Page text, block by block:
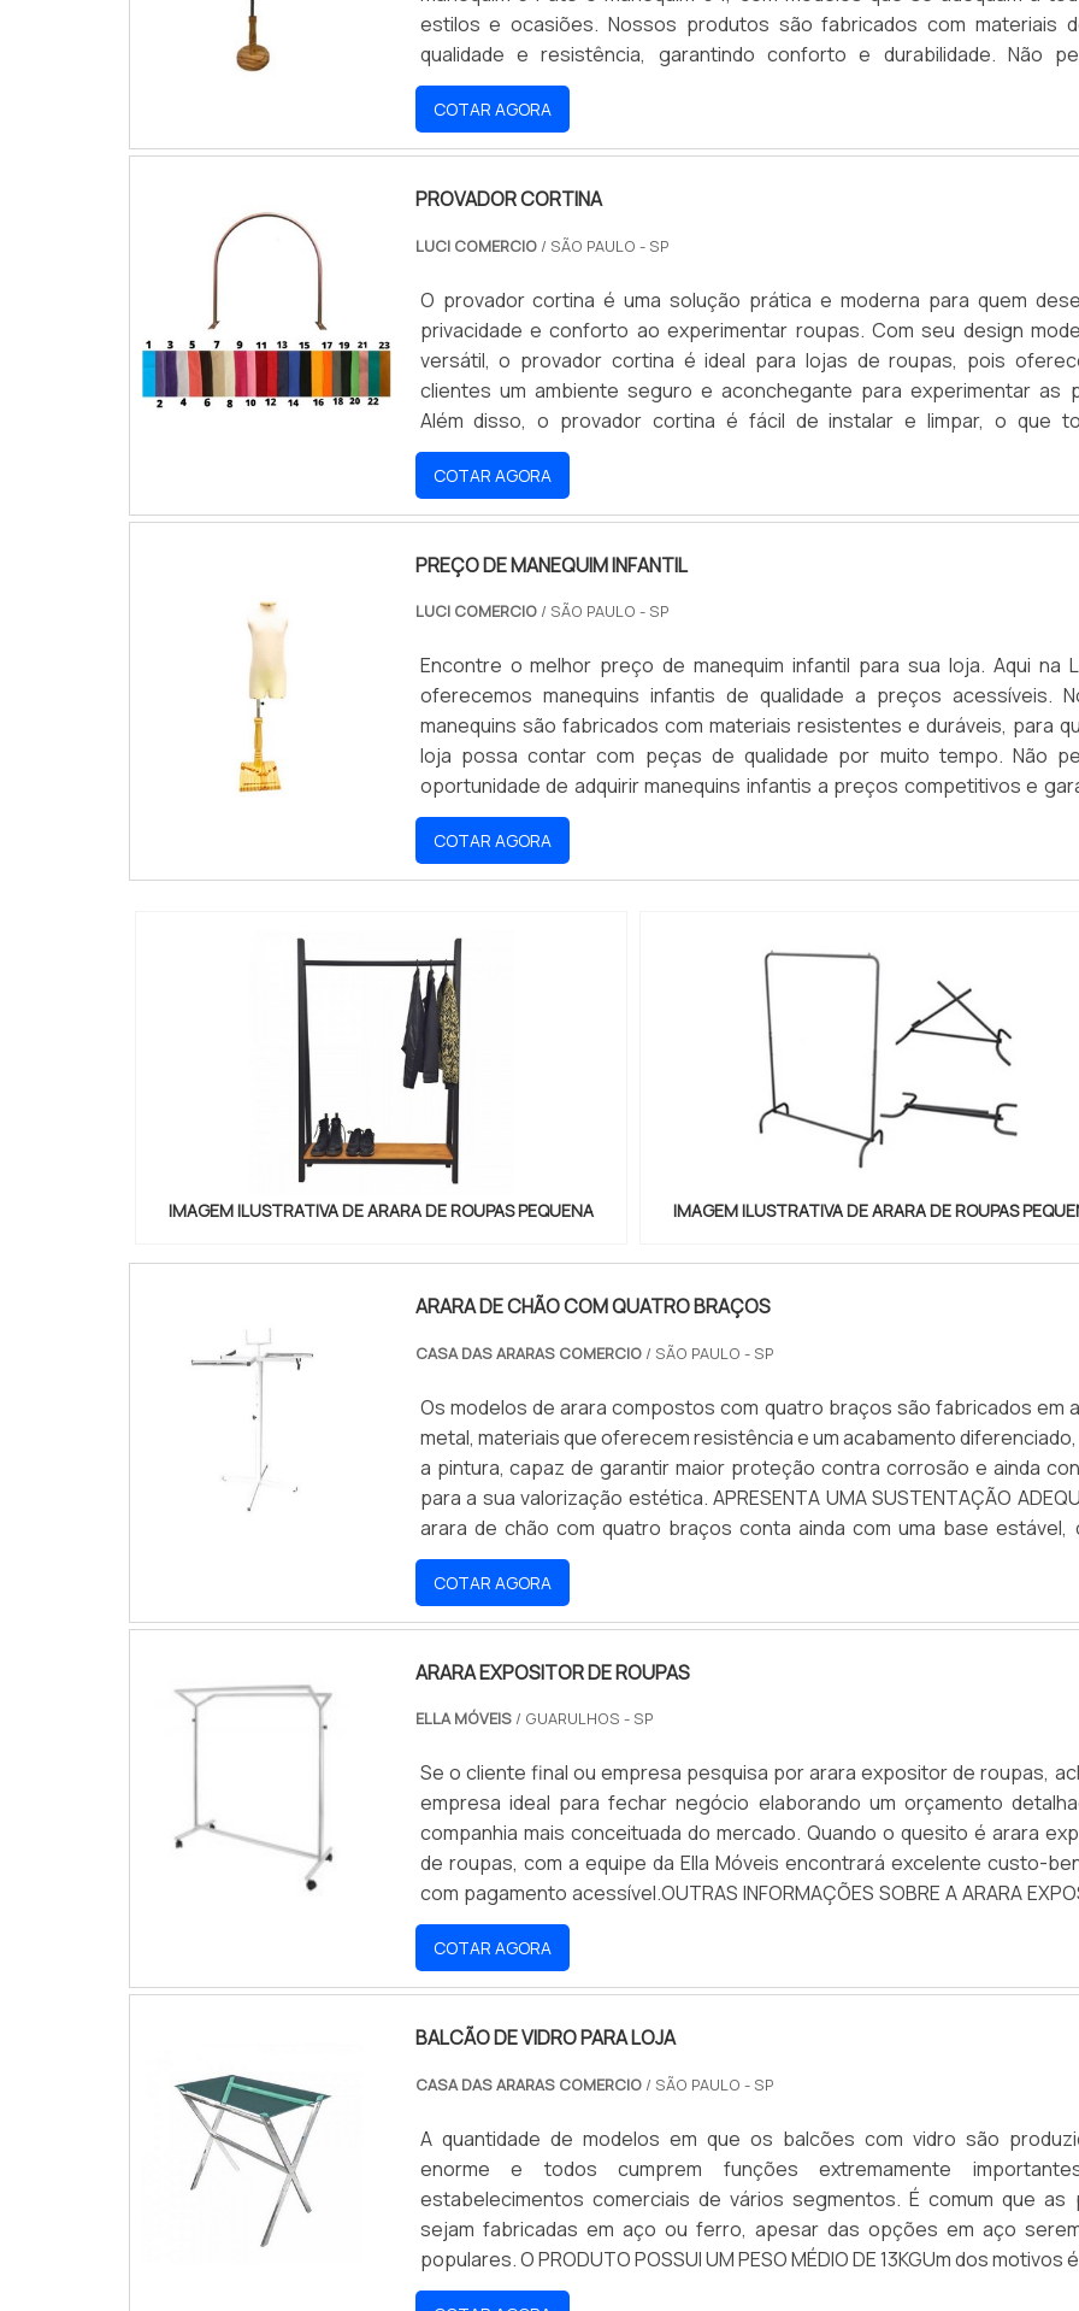
estilos e ocasiões. Nossos produtos são fabricados com materiais
qualidade e resistência, garantindo conforto e durabilidade. Não
oportunidade de encontrar o manequim ideal para você e aproveite
preços acessíveis.
COTAR AGORA
PROVADOR CORTINA
LUCI COMERCIO / SÃO PAULO - SP
O provador cortina é uma solução prática e moderna para quem
privacidade e conforto ao experimentar roupas. Com seu design
versátil, o provador cortina é ideal para lojas de roupas, pois
clientes um ambiente seguro e aconchegante para experimentar as
Além disso, o provador cortina é fácil de instalar e limpar, o que
experiência de compra ainda mais agradável.
COTAR AGORA
PREÇO DE MANEQUIM INFANTIL
LUCI COMERCIO / SÃO PAULO - SP
Encontre o melhor preço de manequim infantil para sua loja. Aqui na
oferecemos manequins infantis de qualidade a preços acessíveis.
manequins são fabricados com materiais resistentes e duráveis, para
loja possa contar com peças de qualidade por muito tempo. Não
oportunidade de adquirir manequins infantis a preços competitivos e
melhor para seus clientes. Aproveite nossas ofertas e compre agora
COTAR AGORA
IMAGEM ILUSTRATIVA DE ARARA DE ROUPAS PEQUENA IMAGEM ILUSTRATIVA DE ARARA DE ROUPAS
ARARA DE CHÃO COM QUATRO BRAÇOS
CASA DAS ARARAS COMERCIO/ SÃO PAULO - SP
Os modelos de arara compostos com quatro braços são fabricados em
metal, materiais que oferecem resistência e um acabamento
a pintura, capaz de garantir maior proteção contra corrosão e ainda
para a sua valorização estética. APRESENTA UMA SUSTENTAÇÃO
arara de chão com quatro braços conta ainda com uma base estável,
presença de peças em PVC que garantem a sustentação adequada
produto, mesmo quando a arara está preenchida com peças de ves.
COTAR AGORA
ARARA EXPOSITOR DE ROUPAS
ELLA MÓVEIS/ GUARULHOS - SP
Se o cliente final ou empresa pesquisa por arara expositor de roupas,
empresa ideal para fechar negócio elaborando um orçamento
companhia mais conceituada do mercado. Quando o quesito é arara
de roupas, com a equipe da Ella Móveis encontrará excelente custo-
com pagamento acessível.OUTRAS INFORMAÇÕES SOBRE A ARARA
DE ROUPASHá muitas maneiras eficientes de demonstrar
excelência em uma área de atuação. A Ella Móveis objetiva sua energia
para cada cliente uma estrutura com: Escritório de alta qualidade
Tecnologia de ponta. Tudo para se certificar que se tenha arara
roupas com proteção. Sem perder o foco em arara expositor de
qualidade e precisão, pontos importantes que ficam de fora no
empresas que visam apenas o lucro, deixando a desejar nos outros
por esses motivos que a Ella Móveis é comprometida com os serviços
se explora o segmento de fabricação de móveis. O foco é oferecer o que
de melhor no mercado para garantir o sucesso dos clientes. O
colaboradores é formado por trabalhadores de alta qualidade, que
COTAR AGORA
BALCÃO DE VIDRO PARA LOJA
CASA DAS ARARAS COMERCIO/ SÃO PAULO - SP
A quantidade de modelos em que os balcões com vidro são
enorme e todos cumprem funções extremamente
estabelecimentos comerciais de vários segmentos. É comum que as
sejam fabricadas em aço ou ferro, apesar das opções em aço
populares. O PRODUTO POSSUI UM PESO MÉDIO DE 13KGUm dos motivos
balcão de vidro para loja possui um peso médio de 13kg, permitindo